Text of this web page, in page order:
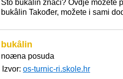
Što bukâlin znači? Ovdje možete
bukâlin Također, možete i sami
bukâlin
noæna posuda
Izvor: os-turnic-ri.skole.hr